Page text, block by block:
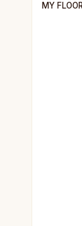
MY